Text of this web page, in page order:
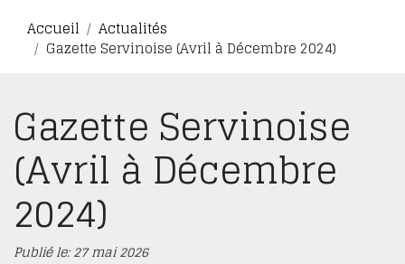
Accueil
Actualités
Gazette Servinoise (Avril à Décembre 2024)
Gazette Servinoise
(Avril à Décembre
2024)
Publié le: 27 mai 2026